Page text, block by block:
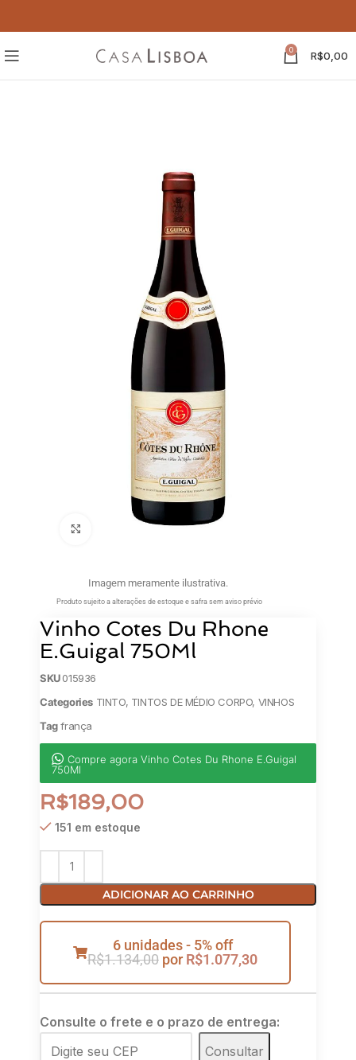
0 R$0,00
Clique para ampliar
Imagem meramente ilustrativa.
Produto sujeito a alterações de estoque e safra sem aviso prévio
Vinho Cotes Du Rhone
E.Guigal 750Ml
SKU015936
Categories TINTO, TINTOS DE MÉDIO CORPO, VINHOS
Tag frança
Compre agora Vinho Cotes Du Rhone E.Guigal
750Ml
R$189,00
151 em estoque
ADICIONAR AO CARRINHO
6 unidades - 5% off
R$1.134,00 por R$1.077,30
Consulte o frete e o prazo de entrega:
Consultar